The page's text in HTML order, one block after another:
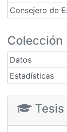
Consejero de
Colección
Datos
Estadísticas